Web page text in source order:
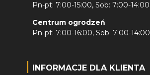
Pn-pt: 7:00-15:00, Sob: 7:00-14:00
Centrum ogrodzeń
Pn-pt: 7:00-16:00, Sob: 7:00-14:00
INFORMACJE DLA KLIENTA